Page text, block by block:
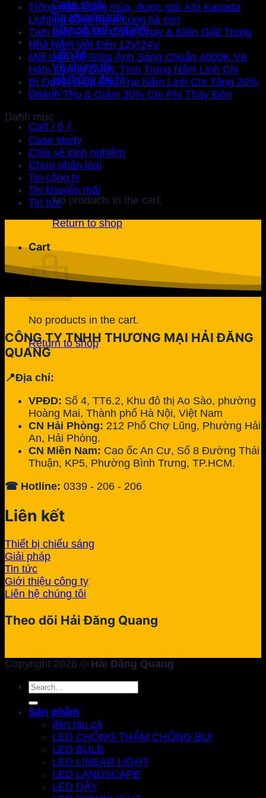
Case study
Tin khuyến mãi
Chia sẻ kinh nghiệm
Về chúng tôi
Liên hệ
Về chúng tôi
Hệ thống đại lý
Bảo hành
Cart / 0 ₫
No products in the cart.
Return to shop
Cart
No products in the cart.
Return to shop
Trồng nấm trúng mùa, được giá: Khi Kanada
Lighting đồng hành cùng bà con
Tạm Biệt Rủi Ro Chập Cháy & Điện Giật Trong
Nhà Nấm Với Đèn 12V/24V
Mối Liên Hệ Giữa Ánh Sáng Chuẩn 4000K Và
Hàm Lượng Dược Tính Trong Nấm Linh Chi
Bí Quyết Giúp Chủ Trại Nấm Linh Chi Tăng 20%
Doanh Thu & Giảm 30% Chi Phí Thay Đèn
Danh mục
Case study
Chia sẻ kinh nghiệm
Chưa phân loại
Tin công ty
Tin khuyến mãi
Tin tức
CÔNG TY TNHH THƯƠNG MẠI HẢI ĐĂNG
QUANG
📍Địa chỉ:
VPĐD: Số 4, TT6.2, Khu đô thị Ao Sào, phường
Hoàng Mai, Thành phố Hà Nội, Việt Nam
CN Hải Phòng: 212 Phố Chợ Lũng, Phường Hải
An, Hải Phòng.
CN Miền Nam: Cao ốc An Cư, Số 8 Đường Thái
Thuận, KP5, Phường Bình Trưng, TP.HCM.
☎ Hotline: 0339 - 206 - 206
Liên kết
Thiết bị chiếu sáng
Giải pháp
Tin tức
Giới thiệu công ty
Liên hệ chúng tôi
Theo dõi Hải Đăng Quang
Copyright 2026 © Hải Đăng Quang
Search
for:
Sản phẩm
đèn tàu cá
LED CHỐNG THẤM CHỐNG BỤI
LED BULB
LED LINEAR LIGHT
LED LANDSCAPE
LED DÂY